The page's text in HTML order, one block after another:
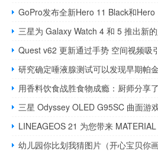
GoPro发布全新Hero 11 Black和
三星为 Galaxy Watch 4 和 5 推出新
Quest v62 更新通过手势 空间视频吸
研究确定唾液腺测试可以发现早期帕
幼儿园你比划我猜图片（开心宝贝你画